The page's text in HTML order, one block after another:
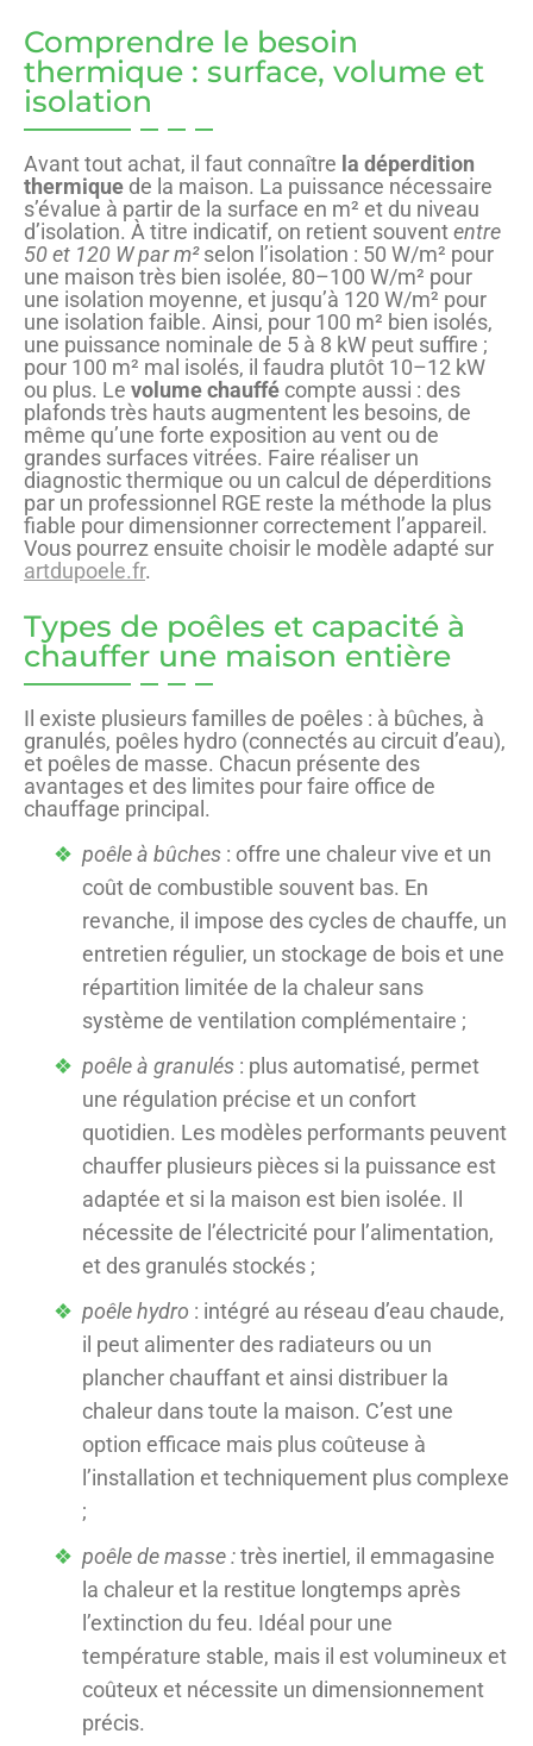
Comprendre le besoin
thermique : surface, volume et
isolation
Avant tout achat, il faut connaître la déperdition
thermique de la maison. La puissance nécessaire
s’évalue à partir de la surface en m² et du niveau
d’isolation. À titre indicatif, on retient souvententre
50 et 120 W par m²selon l’isolation : 50 W/m² pour
une maison très bien isolée, 80–100 W/m² pour
une isolation moyenne, et jusqu’à 120 W/m² pour
une isolation faible. Ainsi, pour 100 m² bien isolés,
une puissance nominale de 5 à 8 kW peut suffire ;
pour 100 m² mal isolés, il faudra plutôt 10–12 kW
ou plus. Le volume chauffé compte aussi : des
plafonds très hauts augmentent les besoins, de
même qu’une forte exposition au vent ou de
grandes surfaces vitrées. Faire réaliser un
diagnostic thermique ou un calcul de déperditions
par un professionnel RGE reste la méthode la plus
fiable pour dimensionner correctement l’appareil.
Vous pourrez ensuite choisir le modèle adapté sur
artdupoele.fr.
Types de poêles et capacité à
chauffer une maison entière
Il existe plusieurs familles de poêles : à bûches, à
granulés, poêles hydro (connectés au circuit d’eau),
et poêles de masse. Chacun présente des
avantages et des limites pour faire office de
chauffage principal.
poêle à bûches : offre une chaleur vive et un
coût de combustible souvent bas. En
revanche, il impose des cycles de chauffe, un
entretien régulier, un stockage de bois et une
répartition limitée de la chaleur sans
système de ventilation complémentaire ;
poêle à granulés : plus automatisé, permet
une régulation précise et un confort
quotidien. Les modèles performants peuvent
chauffer plusieurs pièces si la puissance est
adaptée et si la maison est bien isolée. Il
nécessite de l’électricité pour l’alimentation,
et des granulés stockés ;
poêle hydro : intégré au réseau d’eau chaude,
il peut alimenter des radiateurs ou un
plancher chauffant et ainsi distribuer la
chaleur dans toute la maison. C’est une
option efficace mais plus coûteuse à
l’installation et techniquement plus complexe
;
poêle de masse :très inertiel, il emmagasine
la chaleur et la restitue longtemps après
l’extinction du feu. Idéal pour une
température stable, mais il est volumineux et
coûteux et nécessite un dimensionnement
précis.